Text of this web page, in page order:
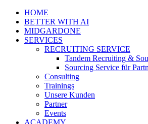
HOME
BETTER WITH AI
MIDGARDONE
SERVICES
RECRUITING SERVICE
Tandem Recruiting &
Sourcing Service für
Consulting
Trainings
Unsere Kunden
Partner
Events
ACADEMY